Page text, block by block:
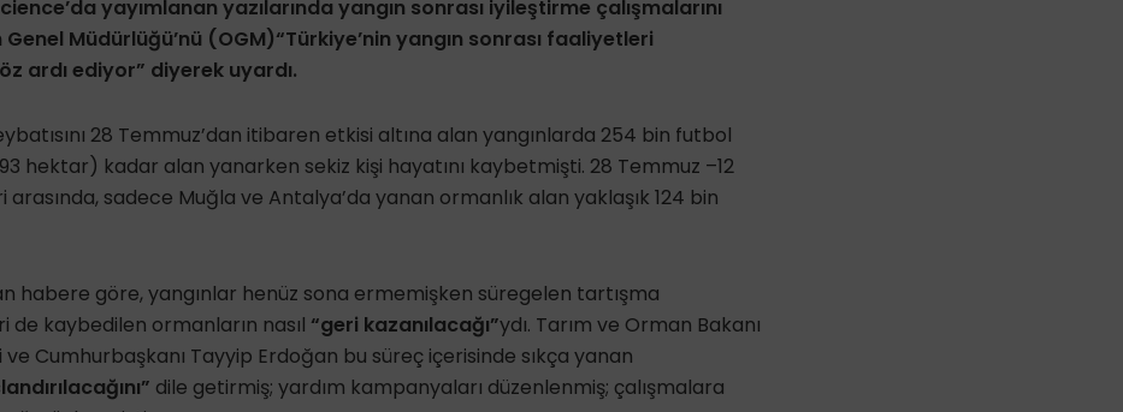
yayımlanan yazılarında yangın sonrası iyileştirme çalışmalarını
Müdürlüğü’nü (OGM)“Türkiye’nin yangın sonrası faaliyetleri
ardı ediyor” diyerek uyardı.
28 Temmuz’dan itibaren etkisi altına alan yangınlarda 254 bin futbol
hektar) kadar alan yanarken sekiz kişi hayatını kaybetmişti. 28 Temmuz –12
sadece Muğla ve Antalya’da yanan ormanlık alan yaklaşık 124 bin
habere göre, yangınlar henüz sona ermemişken süregelen tartışma
de kaybedilen ormanların nasıl “geri kazanılacağı”ydı. Tarım ve Orman Bakanı
Cumhurbaşkanı Tayyip Erdoğan bu süreç içerisinde sıkça yanan
dile getirmiş; yardım kampanyaları düzenlenmiş; çalışmalara